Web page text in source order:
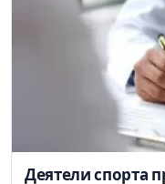
Деятели спорта